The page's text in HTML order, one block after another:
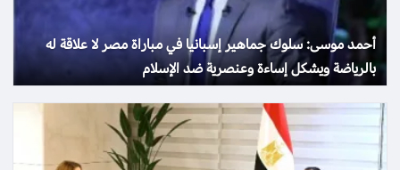
أحمد موسى: سلوك جماهير إسبانيا في مباراة مصر لا علاقة له
بالرياضة ويشكل إساءة وعنصرية ضد الإسلام